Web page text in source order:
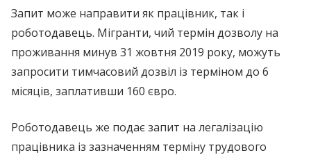
Запит може направити як працівник, так і
роботодавець. Мігранти, чий термін дозволу на
проживання минув 31 жовтня 2019 року, можуть
запросити тимчасовий дозвіл із терміном до 6
місяців, заплативши 160 євро.
Роботодавець же подає запит на легалізацію
працівника із зазначенням терміну трудового